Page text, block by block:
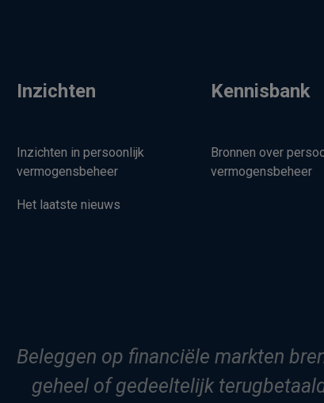
Inzichten
Inzichten in persoonlijk
vermogensbeheer
Het laatste nieuws
Kennisbank
Bronnen over
vermogensbeheer
Beleggen op financiële markten
geheel of gedeeltelijk